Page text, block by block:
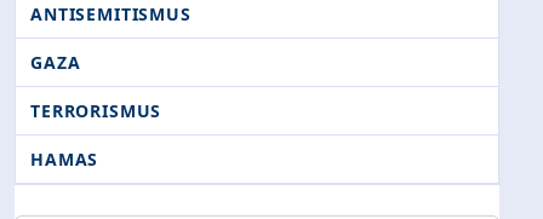
ANTISEMITISMUS
GAZA
TERRORISMUS
HAMAS